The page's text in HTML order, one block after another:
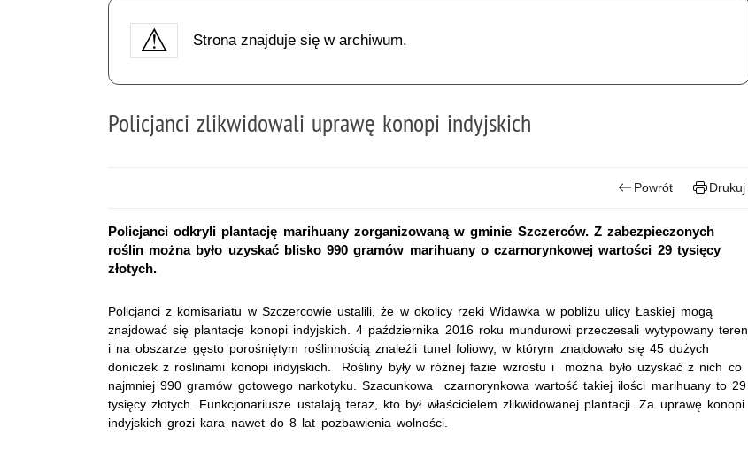
Strona znajduje się w archiwum.
Policjanci zlikwidowali uprawę konopi indyjskich
Powrót Drukuj
Policjanci odkryli plantację marihuany zorganizowaną w gminie Szczerców. Z zabezpieczonych
roślin można było uzyskać blisko 990 gramów marihuany o czarnorynkowej wartości 29 tysięcy
złotych.
Policjanci z komisariatu w Szczercowie ustalili, że w okolicy rzeki Widawka w pobliżu ulicy Łaskiej mogą
znajdować się plantacje konopi indyjskich. 4 października 2016 roku mundurowi przeczesali wytypowany teren
i na obszarze gęsto porośniętym roślinnością znaleźli tunel foliowy, w którym znajdowało się 45 dużych
doniczek z roślinami konopi indyjskich. Rośliny były w różnej fazie wzrostu i można było uzyskać z nich co
najmniej 990 gramów gotowego narkotyku. Szacunkowa czarnorynkowa wartość takiej ilości marihuany to 29
tysięcy złotych. Funkcjonariusze ustalają teraz, kto był właścicielem zlikwidowanej plantacji. Za uprawę konopi
indyjskich grozi kara nawet do 8 lat pozbawienia wolności.